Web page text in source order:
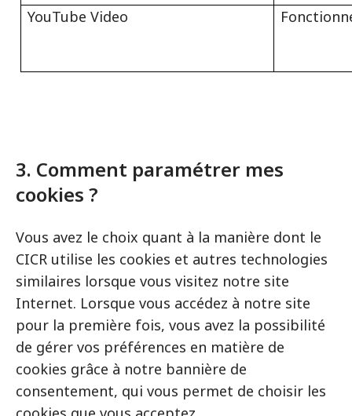
YouTube Video
3. Comment paramétrer mes
cookies ?
Vous avez le choix quant à la manière dont le
CICR utilise les cookies et autres technologies
similaires lorsque vous visitez notre site
Internet. Lorsque vous accédez à notre site
pour la première fois, vous avez la possibilité
de gérer vos préférences en matière de
cookies grâce à notre bannière de
consentement, qui vous permet de choisir les